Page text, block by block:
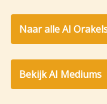
Naar alle AI
Bekijk AI Mediums